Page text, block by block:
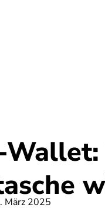
März 2025